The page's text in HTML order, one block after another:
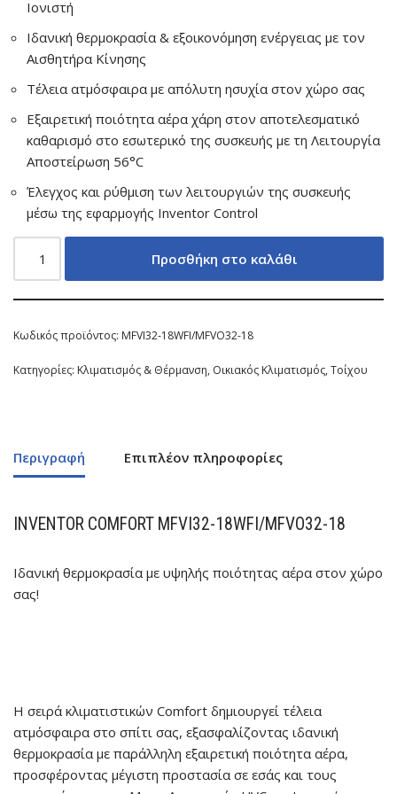
Ιονιστή
Ιδανική θερμοκρασία & εξοικονόμηση ενέργειας με τον
Αισθητήρα Κίνησης
Τέλεια ατμόσφαιρα με απόλυτη ησυχία στον χώρο σας
Εξαιρετική ποιότητα αέρα χάρη στον αποτελεσματικό
καθαρισμό στο εσωτερικό της συσκευής με τη Λειτουργία
Αποστείρωση 56°C
Έλεγχος και ρύθμιση των λειτουργιών της συσκευής
μέσω της εφαρμογής Inventor Control
Προσθήκη στο καλάθι
Κωδικός προϊόντος: MFVI32-18WFI/MFVO32-18
Κατηγορίες: Κλιματισμός & Θέρμανση, Οικιακός Κλιματισμός,Τοίχου
Περιγραφή Επιπλέον πληροφορίες
INVENTOR COMFORT MFVI32-18WFI/MFVO32-18
Ιδανική θερμοκρασία με υψηλής ποιότητας αέρα στον χώρο
σας!
Η σειρά κλιματιστικών Comfort δημιουργεί τέλεια
ατμόσφαιρα στο σπίτι σας, εξασφαλίζοντας ιδανική
θερμοκρασία με παράλληλη εξαιρετική ποιότητα αέρα,
προσφέροντας μέγιστη προστασία σε εσάς και τους